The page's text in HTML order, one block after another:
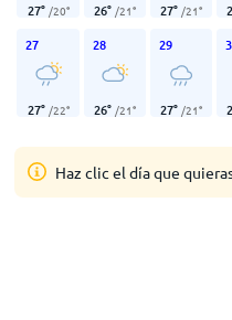
27° /20° 26° /21° 27° /21°
27
27° /22°
28
26° /21°
29
27° /21°
Haz clic el día que